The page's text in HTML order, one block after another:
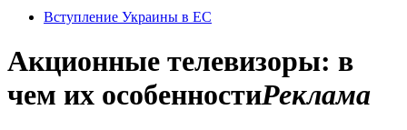
Вступление Украины в ЕС
Акционные телевизоры: в
чем их особенностиРеклама